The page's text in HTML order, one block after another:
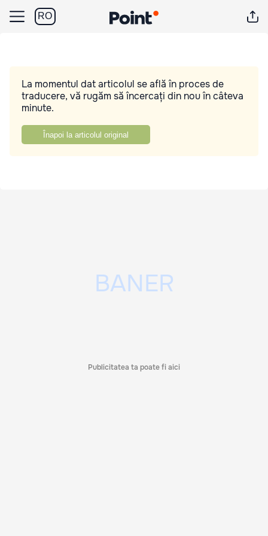
RO
La momentul dat articolul se află în proces de
traducere, vă rugăm să încercați din nou în câteva
minute.
Înapoi la articolul original
Publicitatea ta poate fi aici